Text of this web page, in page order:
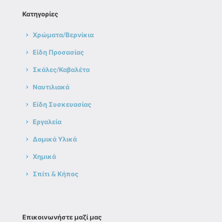
Κατηγορίες
Χρώματα/Βερνίκια
Είδη Προσασίας
Σκάλες/Καβαλέτα
Ναυτιλιακά
Είδη Συσκευασίας
Εργαλεία
Δομικά Υλικά
Χημικά
Σπίτι & Κήπος
Επικοινωνήστε μαζί μας